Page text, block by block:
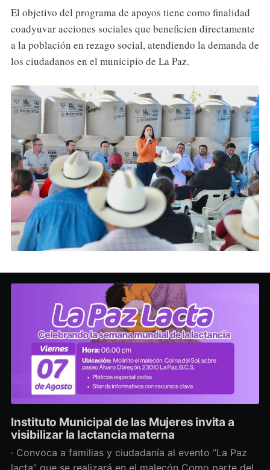
El objetivo del programa de apoyos tiene como finalidad
coadyuvar acciones sociales que beneficien directamente
a la población en rezago social, atendiendo la demanda de
los ciudadanos en el municipio de La Paz.
Instituto Municipal de las Mujeres invita a
visibilizar la lactancia materna
· Convoca a familias y ciudadanía al evento “La Paz